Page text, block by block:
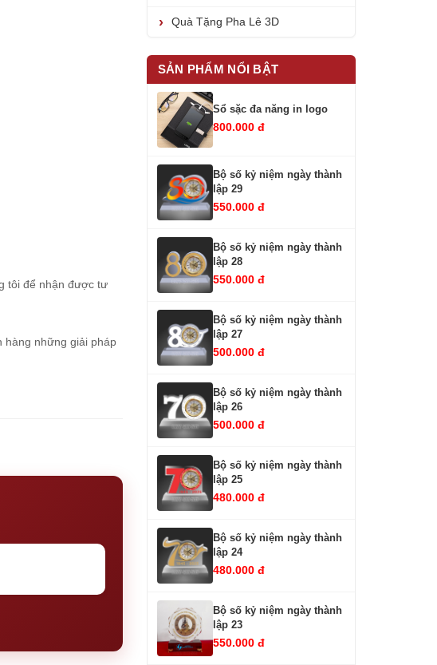
tôi để nhận được tư
hàng những giải pháp
Quà Tặng Pha Lê 3D
SẢN PHẨM NỔI BẬT
Sổ sặc đa năng in logo
800.000 đ
Bộ số kỷ niệm ngày thành
lập 29
550.000 đ
Bộ số kỷ niệm ngày thành
lập 28
550.000 đ
Bộ số kỷ niệm ngày thành
lập 27
500.000 đ
Bộ số kỷ niệm ngày thành
lập 26
500.000 đ
Bộ số kỷ niệm ngày thành
lập 25
480.000 đ
Bộ số kỷ niệm ngày thành
lập 24
480.000 đ
Bộ số kỷ niệm ngày thành
lập 23
550.000 đ